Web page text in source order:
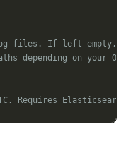
files. If left empty,
depending on your OS.
Requires Elasticsearch